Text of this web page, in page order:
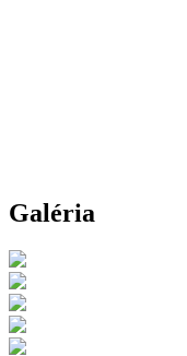
Galéria